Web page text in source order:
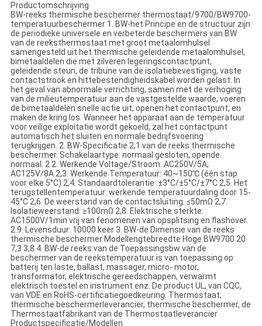
Productomschrijving
BW-reeks thermische beschermer thermostaat/9700/BW9700-
temperatuurbeschermer 1. BW-het Principe en de structuur zijn
de periodieke universele en verbeterde beschermers van BW
van de reeksthermostaat met groot metaalomhulsel
samengesteld uit het thermische geleidende metaalomhulsel,
bimetaaldelen die met zilveren legeringscontactpunt,
geleidende steun, de tribune van de isolatiebevestiging, vaste
contactstrook en hittebestendigheidskabel worden gelast. In
het geval van abnormale verrichting, samen met de verhoging
van de milieutemperatuur aan de vastgestelde waarde, voeren
de bimetaaldelen snelle actie uit, openen het contactpunt, en
maken de kring los. Wanneer het apparaat aan de temperatuur
voor veilige exploitatie wordt gekoeld, zal het contactpunt
automatisch het sluiten en normale bedrijfsvoering
terugkrijgen. 2. BW-Specificatie 2,1 van de reeks thermische
beschermer. Schakelaartype: normaal gesloten, opende
normaal. 2.2. Werkende Voltage/Stroom: AC250V/5A;
AC125V/8A 2,3. Werkende Temperatuur: 40~150℃ (één stap
voor elke 5°C) 2,4. Standaardtolerantie: ±3°C/±5°C/±7°C 2,5. Het
terugstellentemperatuur: werkende temperatuurdaling door 15-
45°C 2,6. De weerstand van de contactsluiting: ≤50mΩ 2,7.
Isolatieweerstand: ≥100mΩ 2,8. Elektrische sterkte:
AC1500V/1min vrij van fenomenen van opsplitsing en flashover.
2.9. Levensduur: 10000 keer 3. BW-de Dimensie van de reeks
thermische beschermer Modellengtebreedte Hoge BW9700 20
7,3 3,8 4. BW-de reeks van de Toepassingsbw van de
beschermer van de reekstemperatuur is van toepassing op
batterij ten laste, ballast, massager, micro- motor,
transformator, elektrische gereedschappen, verwarmt
elektrisch toestel en instrument enz. De product UL, van CQC,
van VDE en RoHS-certificatiegoedkeuring. Thermostaat,
thermische beschermerleverancier, thermische beschermer, de
Thermostaatfabrikant van de Thermostaatleverancier
Productspecificatie/Modellen